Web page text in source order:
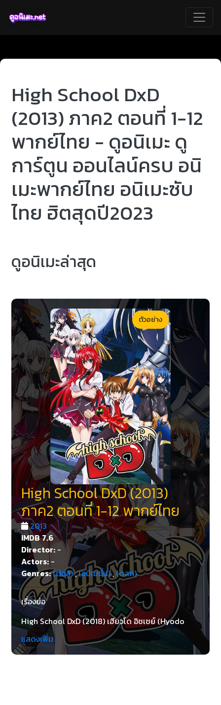
High School DxD
(2013) ภาค2 ตอนที่ 1-12
พากย์ไทย - ดูอนิเมะ ดู
การ์ตูน ออนไลน์ครบ อนิ
เมะพากย์ไทย อนิเมะซับ
ไทย ฮิตสุดปี2023
ดูอนิเมะล่าสุด
ตัวอย่าง
High School DxD (2013)
ภาค2 ตอนที่ 1-12 พากย์ไทย
2013
IMDB7.6
Director: -
Actors:-
Genres:(ต่อสู้),(อนิเมชั่น),(ตลก)
เรื่องย่อ
High School DxD (2018) เฮียวโด อิซเซย์ (Hyodo
Issei) เด็กวัยรุ่นม. ปลายปี 2 ต้องชะตาขาด ถูกฆาตกรรม
โดยหญิงสาวที่เขาหลงเสน่ห์ ยูมะ ระหว่างที่กำลังออกเดท
ทีแรก โดยที่ไม่เคยรู้ว่ายูมะเป็นพวก Fallen Angel ต้น
แสดงเพิ่ม